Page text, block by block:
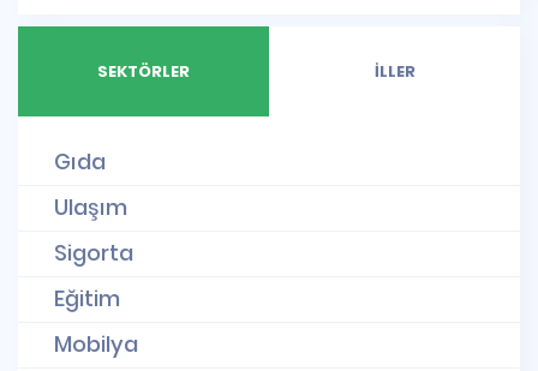
SEKTÖRLER İLLER
Gıda
Ulaşım
Sigorta
Eğitim
Mobilya